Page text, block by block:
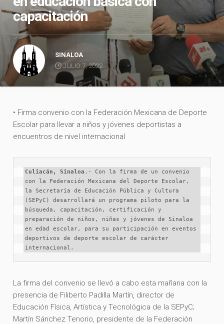
capacitación
SINALOA
JULIO 7, 2022
• Firma convenio con la Federación Mexicana de Deporte
Escolar para llevar a niños y jóvenes deportistas a
encuentros de nivel internacional
Culiacán, Sinaloa .- Con la firma de un convenio
con la Federación Mexicana del Deporte Escolar,
la Secretaría de Educación Pública y Cultura
(SEPyC) desarrollará un programa piloto para la
búsqueda, capacitación, certificación y
preparación de niños, niñas y jóvenes de Sinaloa
en edad escolar, para su participación en eventos
deportivos de deporte escolar de carácter
internacional.
La firma del convenio se llevó a cabo esta mañana con la
presencia de Filiberto Padilla Martín, director de
Educación Física, Artística y Tecnológica de la SEPyC;
Martín Sánchez Tenorio, presidente de la Federación